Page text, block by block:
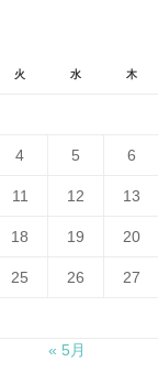
火 水 木
4 5 6
11 12 13
18 19 20
25 26 27
« 5月